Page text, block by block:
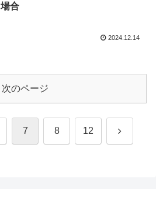
場合
2024.12.14
次のページ
7 8 12 次